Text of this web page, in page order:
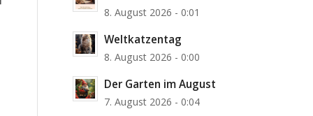
8. August 2026 - 0:01
Weltkatzentag
8. August 2026 - 0:00
Der Garten im August
7. August 2026 - 0:04